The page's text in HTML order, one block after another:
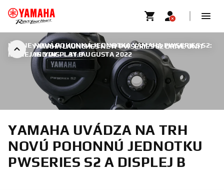
YAMAHA LAUNCHES NEW PWSERIES S2 DRIVE UNIT
AND DISPLAY B
ÚPLNE NOVÁ POHONNÁ JEDNOTKA YAMAHA PWSERIES S2:
MENEJ JE VIAC | 31. AUGUSTA 2022
YAMAHA UVÁDZA NA TRH
NOVÚ POHONNÚ JEDNOTKU
PWSERIES S2 A DISPLEJ B